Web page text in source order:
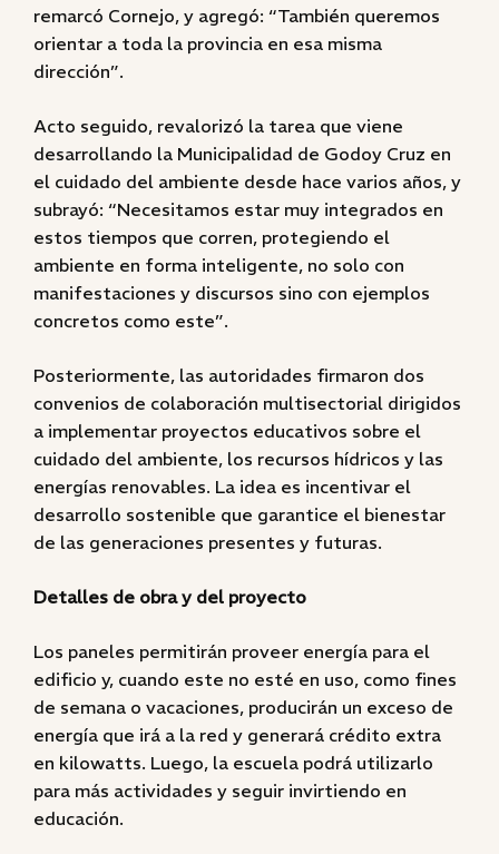
remarcó Cornejo, y agregó: “También queremos
orientar a toda la provincia en esa misma
dirección”.
Acto seguido, revalorizó la tarea que viene
desarrollando la Municipalidad de Godoy Cruz en
el cuidado del ambiente desde hace varios años, y
subrayó: “Necesitamos estar muy integrados en
estos tiempos que corren, protegiendo el
ambiente en forma inteligente, no solo con
manifestaciones y discursos sino con ejemplos
concretos como este”.
Posteriormente, las autoridades firmaron dos
convenios de colaboración multisectorial dirigidos
a implementar proyectos educativos sobre el
cuidado del ambiente, los recursos hídricos y las
energías renovables. La idea es incentivar el
desarrollo sostenible que garantice el bienestar
de las generaciones presentes y futuras.
Detalles de obra y del proyecto
Los paneles permitirán proveer energía para el
edificio y, cuando este no esté en uso, como fines
de semana o vacaciones, producirán un exceso de
energía que irá a la red y generará crédito extra
en kilowatts. Luego, la escuela podrá utilizarlo
para más actividades y seguir invirtiendo en
educación.